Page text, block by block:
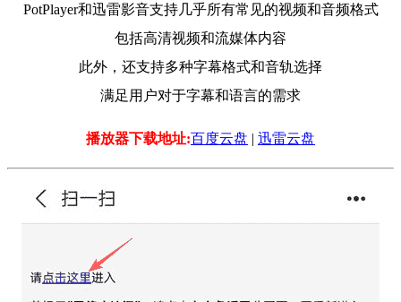
PotPlayer和迅雷影音支持几乎所有常见的视频和音频格式
包括高清视频和流媒体内容
此外，还支持多种字幕格式和音轨选择
满足用户对于字幕和语言的需求
播放器下载地址:百度云盘 | 迅雷云盘